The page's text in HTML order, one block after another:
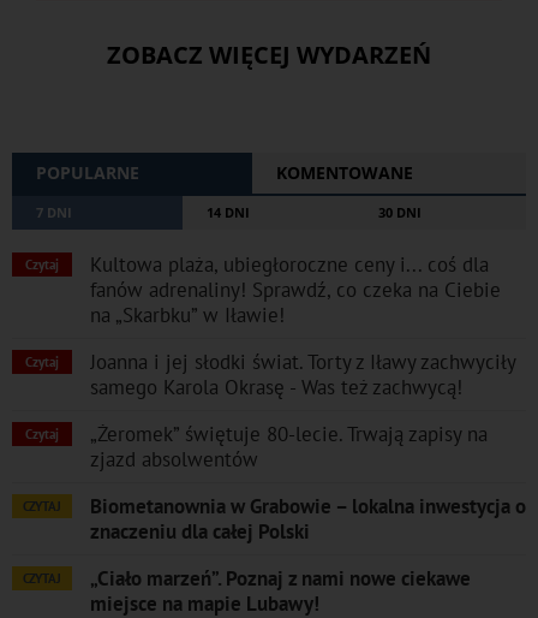
ZOBACZ WIĘCEJ WYDARZEŃ
POPULARNE KOMENTOWANE
7 DNI 14 DNI 30 DNI
Czytaj
Kultowa plaża, ubiegłoroczne ceny i... coś dla
fanów adrenaliny! Sprawdź, co czeka na Ciebie
na „Skarbku” w Iławie!
Czytaj
Joanna i jej słodki świat. Torty z Iławy zachwyciły
samego Karola Okrasę - Was też zachwycą!
Czytaj
„Żeromek” świętuje 80-lecie. Trwają zapisy na
zjazd absolwentów
CZYTAJ
Biometanownia w Grabowie – lokalna inwestycja o
znaczeniu dla całej Polski
CZYTAJ
„Ciało marzeń”. Poznaj z nami nowe ciekawe
miejsce na mapie Lubawy!